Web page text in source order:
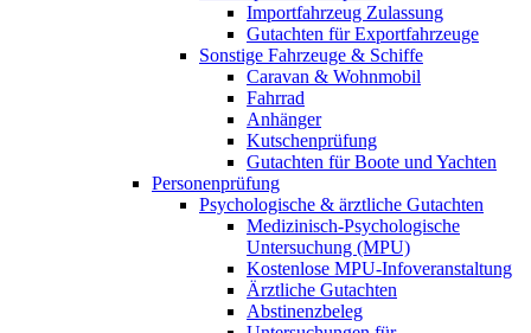
Importfahrzeug Zulassung
Gutachten für Exportfahrzeuge
Sonstige Fahrzeuge & Schiffe
Caravan & Wohnmobil
Fahrrad
Anhänger
Kutschenprüfung
Gutachten für Boote und Yachten
Personenprüfung
Psychologische & ärztliche Gutachten
Medizinisch-Psychologische
Untersuchung (MPU)
Kostenlose MPU-Infoveranstaltung
Ärztliche Gutachten
Abstinenzbeleg